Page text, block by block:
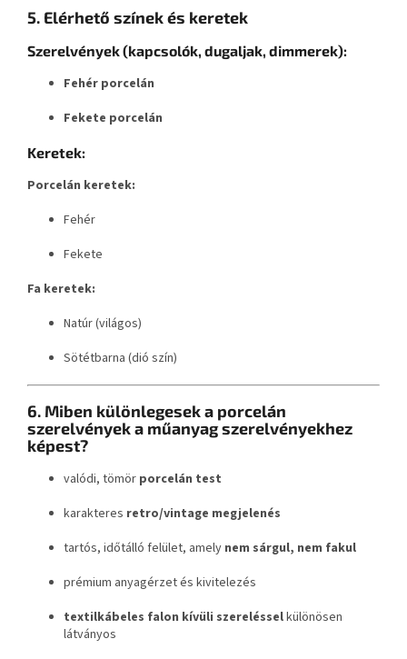
5. Elérhető színek és keretek
Szerelvények (kapcsolók, dugaljak, dimmerek):
Fehér porcelán
Fekete porcelán
Keretek:
Porcelán keretek:
Fehér
Fekete
Fa keretek:
Natúr (világos)
Sötétbarna (dió szín)
6. Miben különlegesek a porcelán
szerelvények a műanyag szerelvényekhez
képest?
valódi, tömör porcelán test
karakteres retro/vintage megjelenés
tartós, időtálló felület, amely nem sárgul, nem fakul
prémium anyagérzet és kivitelezés
textilkábeles falon kívüli szerelésselkülönösen
látványos